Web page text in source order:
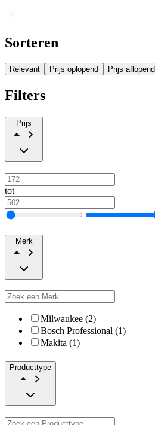
Sorteren
Relevant Prijs oplopend Prijs aflopend
Filters
Prijs
tot
Merk
Milwaukee (2)
Bosch Professional (1)
Makita (1)
Producttype